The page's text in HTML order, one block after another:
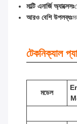
মাল্টি এনার্জি অ্যাক্সেসঃ
আরও বেশি উপলব্ধঃ
টেকনিক্যাল
মডেল